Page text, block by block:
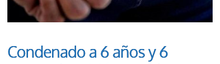
Condenado a 6 años y 6